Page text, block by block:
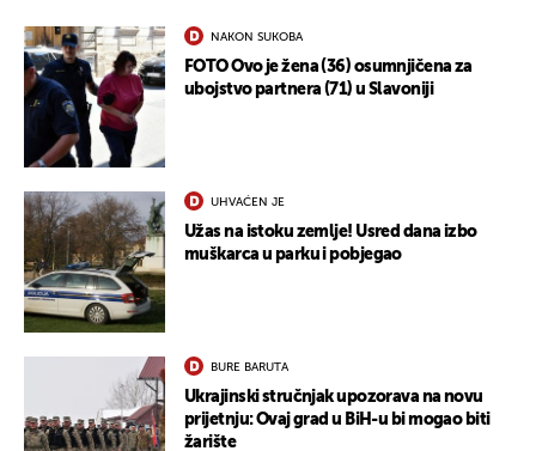
NAKON SUKOBA
FOTO Ovo je žena (36) osumnjičena za
ubojstvo partnera (71) u Slavoniji
UHVAĆEN JE
Užas na istoku zemlje! Usred dana izbo
muškarca u parku i pobjegao
BURE BARUTA
Ukrajinski stručnjak upozorava na novu
prijetnju: Ovaj grad u BiH-u bi mogao biti
žarište